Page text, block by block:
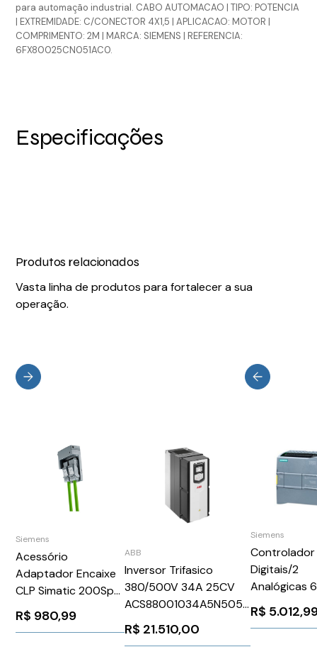
para automação industrial. CABO AUTOMACAO | TIPO: POTENCIA
| EXTREMIDADE: C/CONECTOR 4X1,5 | APLICACAO: MOTOR |
COMPRIMENTO: 2M | MARCA: SIEMENS | REFERENCIA:
6FX80025CN051AC0.
Especificações
Produtos relacionados
Vasta linha de produtos para fortalecer a sua
operação.
Siemens
Acessório
Adaptador Encaixe
CLP Simatic 200Sp
Siemens
6ES71936AF000AA0
R$ 980,99
ABB
Inversor Trifasico
380/500V 34A 25CV
ACS88001034A5N5050
ABB 1299602
R$ 21.510,00
Siemens
Controlador
Digitais/2
Analógicas 6
Digitais
Interface
R$